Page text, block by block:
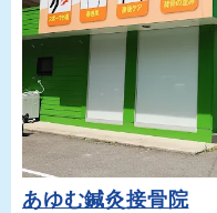
あゆむ鍼灸接骨院